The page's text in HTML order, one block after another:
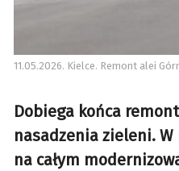
11.05.2026. Kielce. Remont alei
Dobiega końca
nasadzenia zieleni.
na całym